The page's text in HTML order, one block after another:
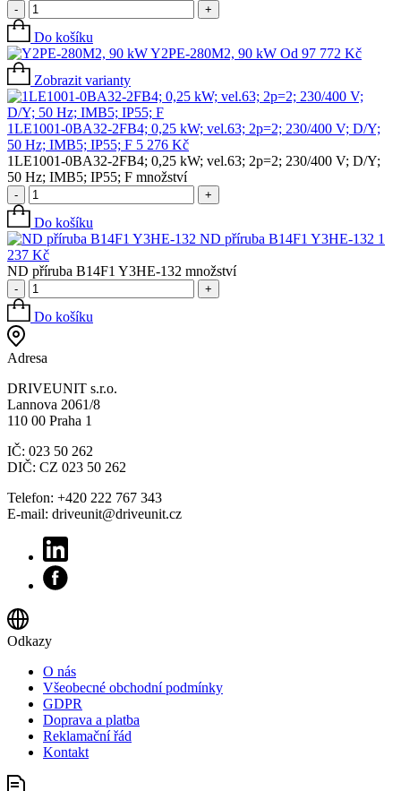
- +
Do košíku
Y2PE-280M2, 90 kW Od 97 772 Kč
Zobrazit varianty
1LE1001-0BA32-2FB4; 0,25 kW; vel.63; 2p=2; 230/400 V; D/Y;
50 Hz; IMB5; IP55; F 5 276 Kč
1LE1001-0BA32-2FB4; 0,25 kW; vel.63; 2p=2; 230/400 V; D/Y;
50 Hz; IMB5; IP55; F množství
- +
Do košíku
ND příruba B14F1 Y3HE-132 1
237 Kč
ND příruba B14F1 Y3HE-132 množství
- +
Do košíku
Adresa
DRIVEUNIT s.r.o.
Lannova 2061/8
110 00 Praha 1
IČ: 023 50 262
DIČ: CZ 023 50 262
Telefon: +420 222 767 343
E-mail: driveunit@driveunit.cz
Odkazy
O nás
Všeobecné obchodní podmínky
GDPR
Doprava a platba
Reklamační řád
Kontakt